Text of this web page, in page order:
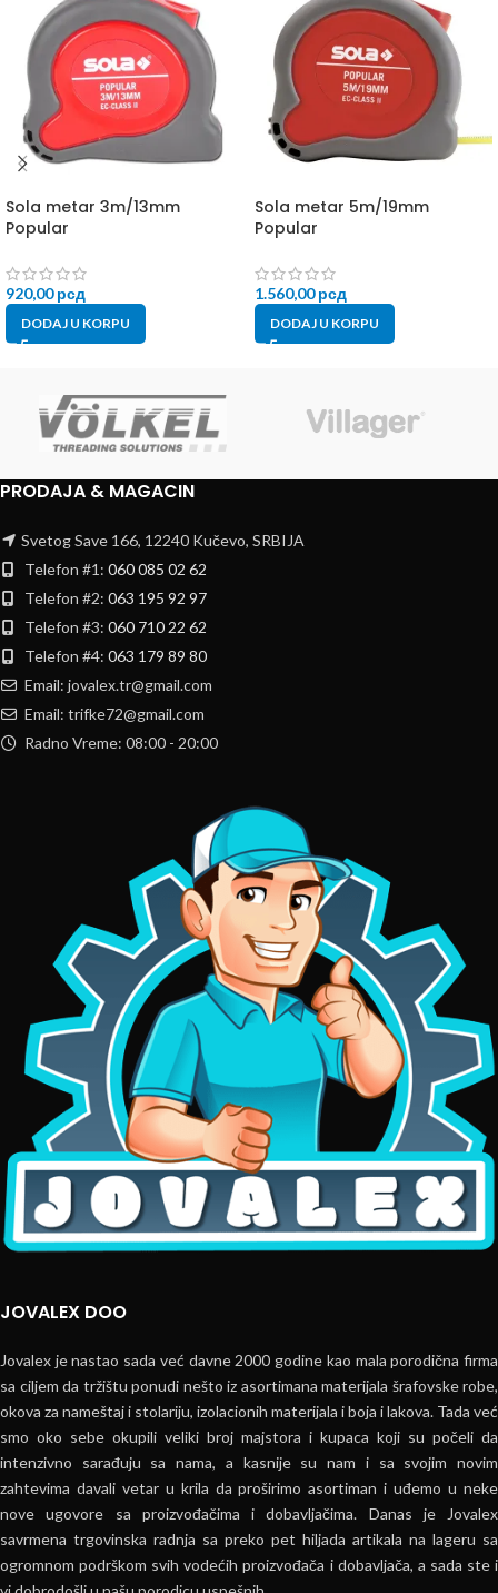
Sola metar 3m/13mm
Popular
920,00рсд
DODAJ U KORPU
Sola metar 5m/19mm
Popular
1.560,00рсд
DODAJ U KORPU
PRODAJA & MAGACIN
Svetog Save 166, 12240 Kučevo, SRBIJA
Telefon #1: 060 085 02 62
Telefon #2: 063 195 92 97
Telefon #3: 060 710 22 62
Telefon #4: 063 179 89 80
Email: jovalex.tr@gmail.com
Email: trifke72@gmail.com
Radno Vreme: 08:00 - 20:00
JOVALEX DOO
Jovalex je nastao sada već davne 2000 godine kao mala porodična firma
sa ciljem da tržištu ponudi nešto iz asortimana materijala šrafovske robe,
okova za nameštaj i stolariju, izolacionih materijala i boja i lakova. Tada već
smo oko sebe okupili veliki broj majstora i kupaca koji su počeli da
intenzivno sarađuju sa nama, a kasnije su nam i sa svojim novim
zahtevima davali vetar u krila da proširimo asortiman i uđemo u neke
nove ugovore sa proizvođačima i dobavljačima. Danas je Jovalex
savrmena trgovinska radnja sa preko pet hiljada artikala na lageru sa
ogromnom podrškom svih vodećih proizvođača i dobavljača, a sada ste i